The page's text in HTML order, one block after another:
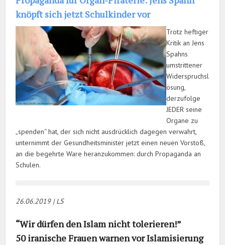
knöpft sich jetzt Schulkinder vor
Trotz heftiger
Kritik an Jens
Spahns
umstrittener
Widerspruchsl
ösung,
derzufolge
JEDER seine
Organe zu
„spenden“ hat, der sich nicht ausdrücklich dagegen verwahrt,
unternimmt der Gesundheitsminister jetzt einen neuen Vorstoß,
an die begehrte Ware heranzukommen: durch Propaganda an
Schulen.
26.06.2019 | LS
“Wir dürfen den Islam nicht tolerieren!”
50 iranische Frauen warnen vor Islamisierung